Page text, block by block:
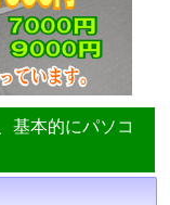
基本的にパソコ